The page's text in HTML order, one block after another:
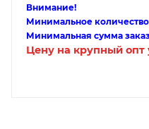
Внимание!
Минимальное количество
Минимальная сумма
Цену на крупный опт